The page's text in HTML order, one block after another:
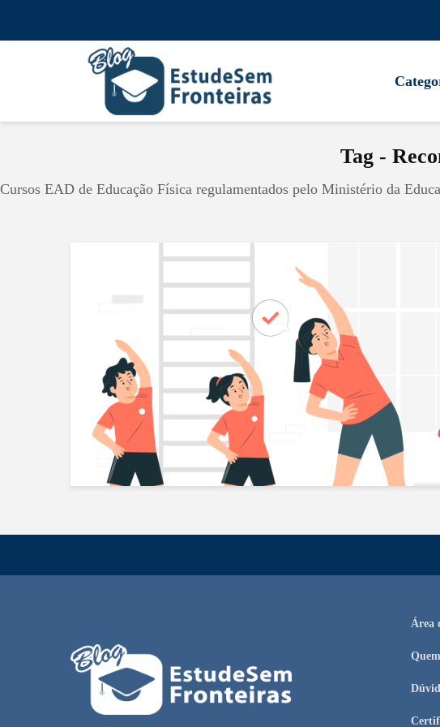
Tag -
Cursos EAD de Educação Física regulamentados pelo Ministério da
Área